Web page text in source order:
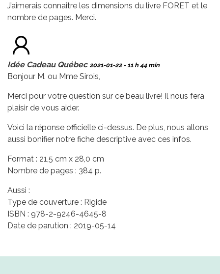
J’aimerais connaitre les dimensions du livre FORET et le
nombre de pages. Merci.
Idée Cadeau Québec 2021-01-22 - 11 h 44 min
Bonjour M. ou Mme Sirois,
Merci pour votre question sur ce beau livre! Il nous fera
plaisir de vous aider.
Voici la réponse officielle ci-dessus. De plus, nous allons
aussi bonifier notre fiche descriptive avec ces infos.
Format : 21,5 cm x 28,0 cm
Nombre de pages : 384 p.
Aussi :
Type de couverture : Rigide
ISBN : 978-2-9246-4645-8
Date de parution : 2019-05-14